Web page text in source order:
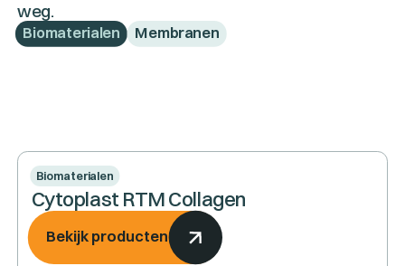
weg.
Biomaterialen Membranen
Biomaterialen
Cytoplast RTM Collagen
Bekijk producten